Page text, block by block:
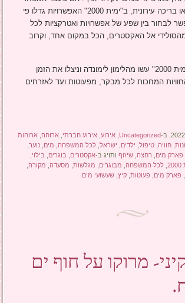
שלנו כלל רק חוף ים או בריכה עירונית, ב"ימית 2000" האפשרויות גדלו פי
לבחור בין שפע של אפשרויות ואטרקציות לכל
אל האקסטרים, הכל במקום אחד, וקרוב
בתקופת הקורונה ב"ימית 2000" עשו מהלימון לימונדה וניצלו את הזמן
המחכות לכל מבקר, מפעוטות ועד לאזרחים
Uncategorized
,אירוע ,אירוע חברתי ,ארוחה ,ארוחות
,חוויה ,טיפול ילדים ישראל ,לכל המשפחה מים ,נוער
פארק מים רחצה ,שיזוף ותויג ב-אקסטרים בוגרים בילוי
,לכל המשפחה מבוגרים מגלשות מסעדה מקורה
פארק מים פעוטות ,קיץ ,שעשועי מים
מרוקו על חוף ים